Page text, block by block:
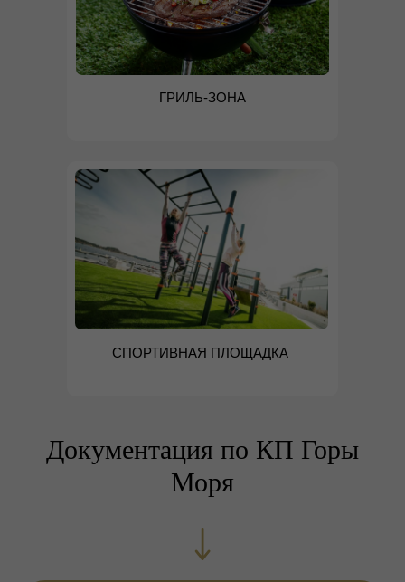
ГРИЛЬ-ЗОНА
СПОРТИВНАЯ ПЛОЩАДКА
Документация по КП Горы
Моря